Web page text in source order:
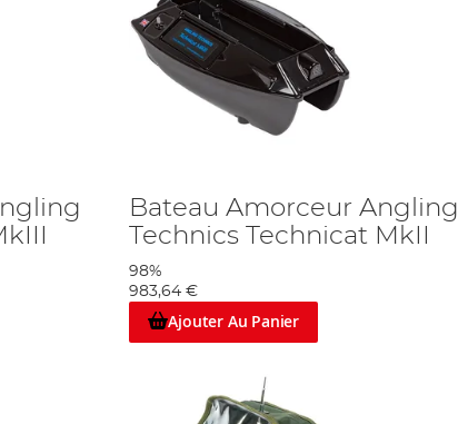
Bateau Amorceur Angling
Technics Technicat MkII
98%
983,64 €
Ajouter Au Panier